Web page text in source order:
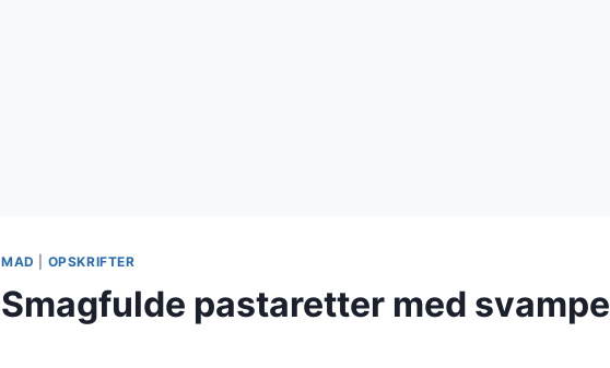
MAD OPSKRIFTER
Smagfulde pastaretter med svampe